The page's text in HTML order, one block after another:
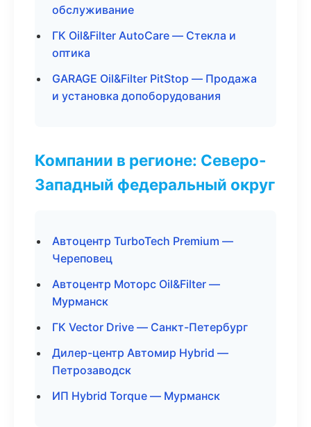
обслуживание
ГК Oil&Filter AutoCare — Стекла и
оптика
GARAGE Oil&Filter PitStop — Продажа
и установка допоборудования
Компании в регионе: Северо-
Западный федеральный округ
Автоцентр TurboTech Premium —
Череповец
Автоцентр Моторс Oil&Filter —
Мурманск
ГК Vector Drive — Санкт-Петербург
Дилер-центр Автомир Hybrid —
Петрозаводск
ИП Hybrid Torque — Мурманск